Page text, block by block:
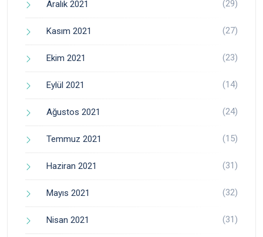
Aralık 2021 (29)
Kasım 2021 (27)
Ekim 2021 (23)
Eylül 2021 (14)
Ağustos 2021 (24)
Temmuz 2021 (15)
Haziran 2021 (31)
Mayıs 2021 (32)
Nisan 2021 (31)